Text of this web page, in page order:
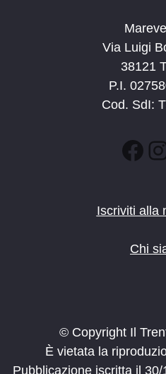
Via Luigi
38121
P.I.
Cod. SdI:
Iscriviti alla
Chi
© Copyright Il
È vietata la
Pubblicazione iscritta il